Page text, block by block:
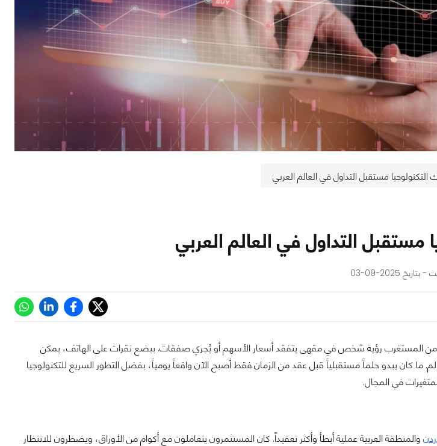
مستقبل التداول في العالم العربي
مستقبل التداول في العالم العربي
2025-09-03
من المستغرب رؤية شخص في مقهى يتفقد أسعار الأسهم أو يُجري صفقات. ببضع نقرات على الهاتف، يمكن
ما كان يبدو حلماً مستقبلياً قبل عقد من الزمان فقط أصبح الآن واقعاً يومياً، بفضل التطور السريع للتكنولوجيا
في المجال.
والمنطقة العربية عملية أبطأ وأكثر تعقيداً. كان المستثمرون يتعاملون مع أكوام من الأوراق، ويضطرون للانتظار